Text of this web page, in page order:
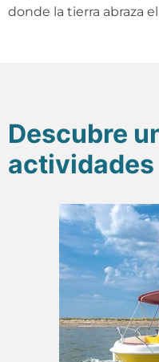
donde la tierra abraza
Descubre
actividades